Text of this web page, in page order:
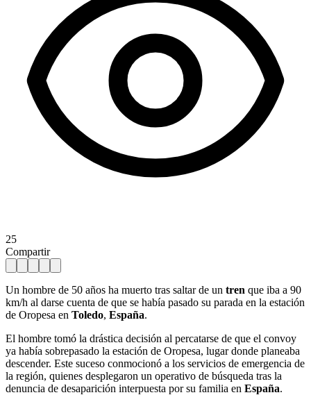
25
Compartir
Un hombre de 50 años ha muerto tras saltar de un tren que iba a 90
km/h al darse cuenta de que se había pasado su parada en la estación
de Oropesa en Toledo, España.
El hombre tomó la drástica decisión al percatarse de que el convoy
ya había sobrepasado la estación de Oropesa, lugar donde planeaba
descender. Este suceso conmocionó a los servicios de emergencia de
la región, quienes desplegaron un operativo de búsqueda tras la
denuncia de desaparición interpuesta por su familia en España.